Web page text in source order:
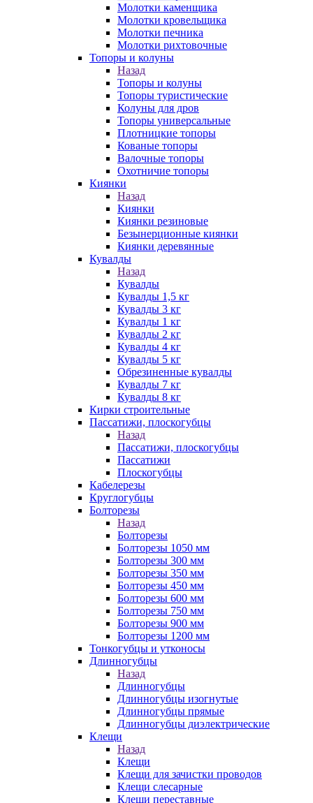
Молотки каменщика
Молотки кровельщика
Молотки печника
Молотки рихтовочные
Топоры и колуны
Назад
Топоры и колуны
Топоры туристические
Колуны для дров
Топоры универсальные
Плотницкие топоры
Кованые топоры
Валочные топоры
Охотничие топоры
Киянки
Назад
Киянки
Киянки резиновые
Безынерционные киянки
Киянки деревянные
Кувалды
Назад
Кувалды
Кувалды 1,5 кг
Кувалды 3 кг
Кувалды 1 кг
Кувалды 2 кг
Кувалды 4 кг
Кувалды 5 кг
Обрезиненные кувалды
Кувалды 7 кг
Кувалды 8 кг
Кирки строительные
Пассатижи, плоскогубцы
Назад
Пассатижи, плоскогубцы
Пассатижи
Плоскогубцы
Кабелерезы
Круглогубцы
Болторезы
Назад
Болторезы
Болторезы 1050 мм
Болторезы 300 мм
Болторезы 350 мм
Болторезы 450 мм
Болторезы 600 мм
Болторезы 750 мм
Болторезы 900 мм
Болторезы 1200 мм
Тонкогубцы и утконосы
Длинногубцы
Назад
Длинногубцы
Длинногубцы изогнутые
Длинногубцы прямые
Длинногубцы диэлектрические
Клещи
Назад
Клещи
Клещи для зачистки проводов
Клещи слесарные
Клещи переставные